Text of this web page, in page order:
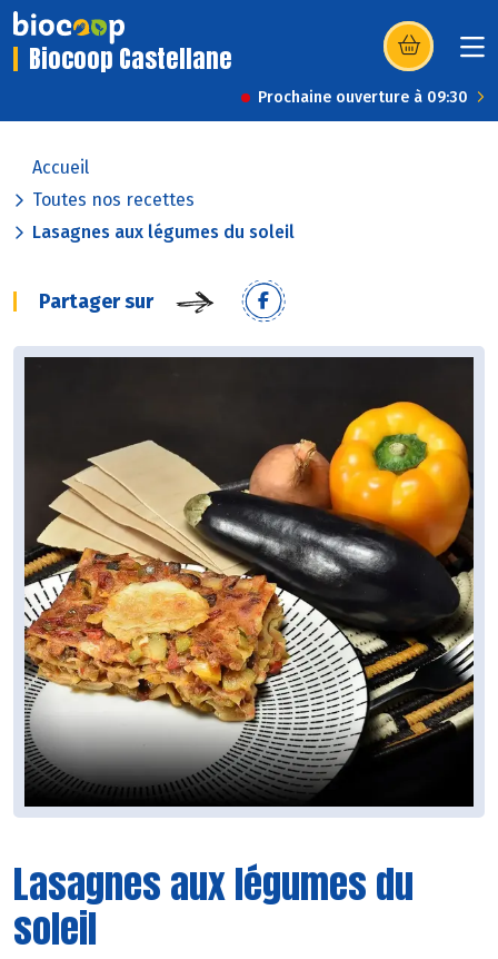
Biocoop Castellane (s’ouvre dans
Prochaine ouverture à 09:30
Accueil
Toutes nos recettes
Lasagnes aux légumes du soleil
Partager sur
Lasagnes aux légumes du
soleil